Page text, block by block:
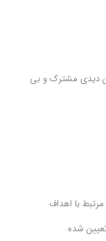
دیدی مشترك و بي
با اهداف
شده